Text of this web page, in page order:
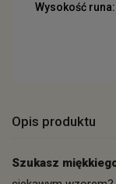
Wysokość runa:
Opis produktu
Szukasz